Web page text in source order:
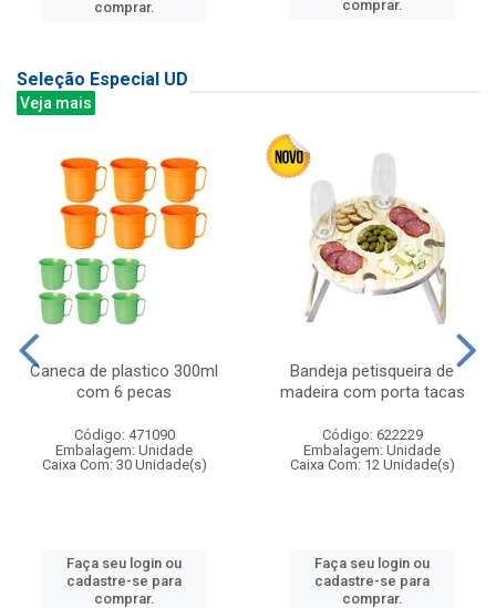
comprar.
comprar.
Seleção Especial UD
Veja mais
Caneca de plastico 300ml
com 6 pecas
Código: 471090
Embalagem: Unidade
Caixa Com: 30 Unidade(s)
Faça seu login ou
cadastre-se para
comprar.
Bandeja petisqueira de
madeira com porta tacas
Código: 622229
Embalagem: Unidade
Caixa Com: 12 Unidade(s)
Faça seu login ou
cadastre-se para
comprar.